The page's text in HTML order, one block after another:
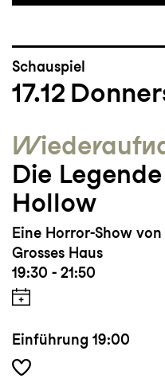
Schauspiel
17.12
Die
Hollow
Eine Horror-Show
Grosses Haus
19:30 - 21:50
Einführung 19:00